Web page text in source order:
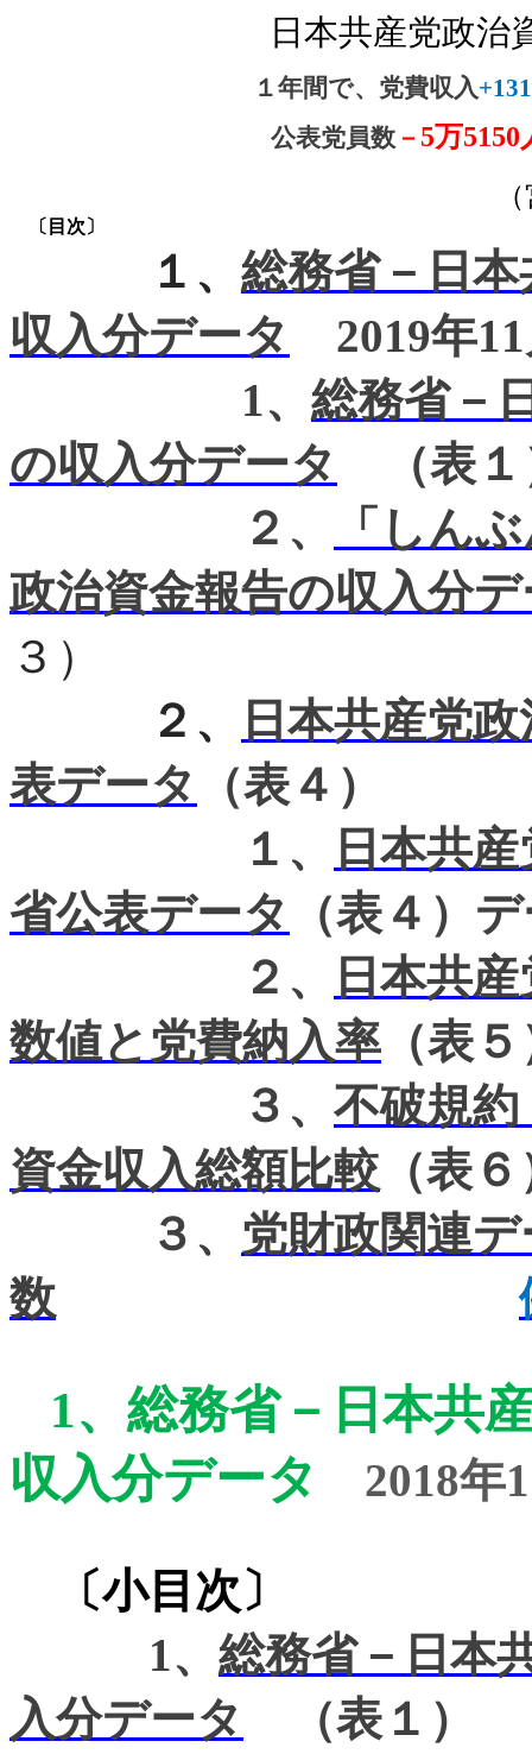
日本共産党政治
１年間で、党費収入
公表党員数 － 5万5150
〔目次〕
１、 総務省－日本
収入分データ
2019年11
1、 総務省－
の収入分データ
（表１
２、
「しん
政治資金報告の収入分
３）
２、
日本共産党
表データ
（表４）
１、
日本共
省公表データ
（表４）
２、
日本共産
数値と党費納入率 （表
３、 不破規約
資金収入総額比較 （表
３、 党財政関連
数
1、 総務省－日本共
収入分データ
2018年
〔小目次〕
1、 総務省－日本
入分データ
（表１）